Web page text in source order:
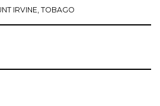
IRVINE TOBAGO